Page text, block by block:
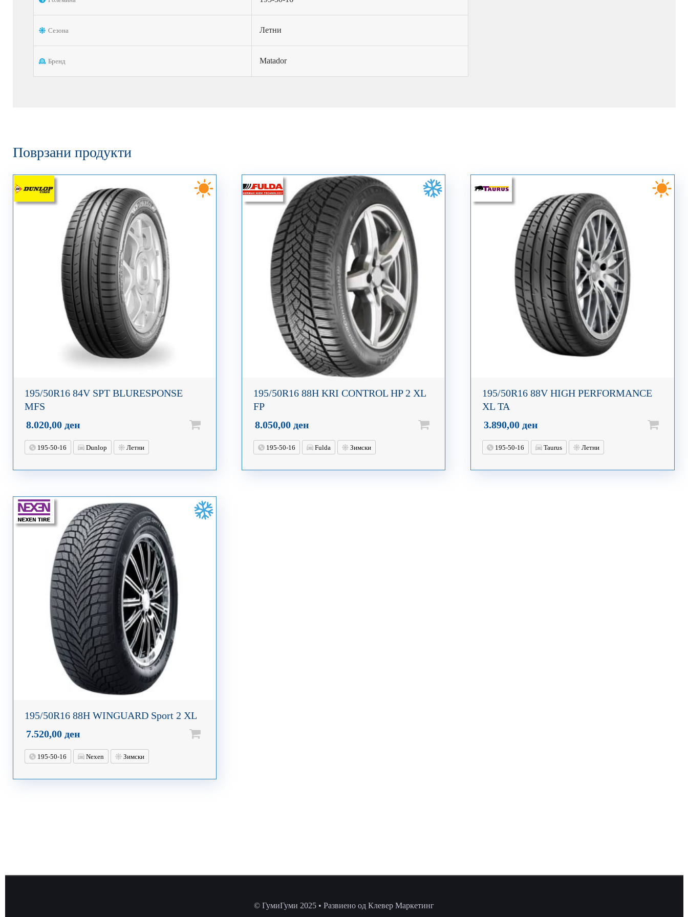
Сезона Летни
Бренд Matador
Поврзани продукти
195/50R16 84V SPT BLURESPONSE
MFS
8.020,00 ден
195-50-16 Dunlop Летни
195/50R16 88H KRI CONTROL HP 2 XL
FP
8.050,00 ден
195-50-16 Fulda Зимски
195/50R16 88V HIGH PERFORMANCE
XL TA
3.890,00ден
195-50-16 Taurus Летни
195/50R16 88H WINGUARD Sport 2 XL
7.520,00 ден
195-50-16 Nexen Зимски
© ГумиГуми 2025 • Развиено од Клевер Маркетинг